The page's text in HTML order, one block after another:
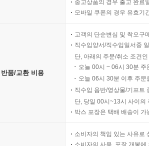
중고상품의 경우 출고 완료
모바일 쿠폰의 경우 유효기
반품/교환 비용
고객의 단순변심 및 착오구
직수입양서/직수입일서중
단, 아래의 주문/취소 조건
오늘 00시 ~ 06시 30분
오늘 06시 30분 이후 주
직수입 음반/영상물/기프트
단, 당일 00시~13시 사이의
박스 포장은 택배 배송이
소비자의 책임 있는 사유로